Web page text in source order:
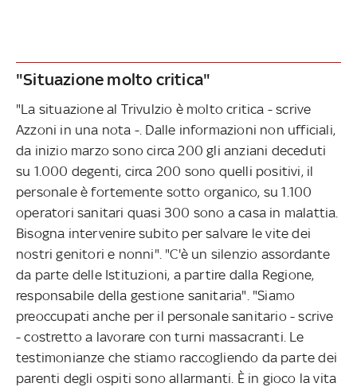
"Situazione molto critica"
"La situazione al Trivulzio è molto critica - scrive
Azzoni in una nota -. Dalle informazioni non ufficiali,
da inizio marzo sono circa 200 gli anziani deceduti
su 1.000 degenti, circa 200 sono quelli positivi, il
personale è fortemente sotto organico, su 1.100
operatori sanitari quasi 300 sono a casa in malattia.
Bisogna intervenire subito per salvare le vite dei
nostri genitori e nonni". "C'è un silenzio assordante
da parte delle Istituzioni, a partire dalla Regione,
responsabile della gestione sanitaria". "Siamo
preoccupati anche per il personale sanitario - scrive
- costretto a lavorare con turni massacranti. Le
testimonianze che stiamo raccogliendo da parte dei
parenti degli ospiti sono allarmanti. È in gioco la vita